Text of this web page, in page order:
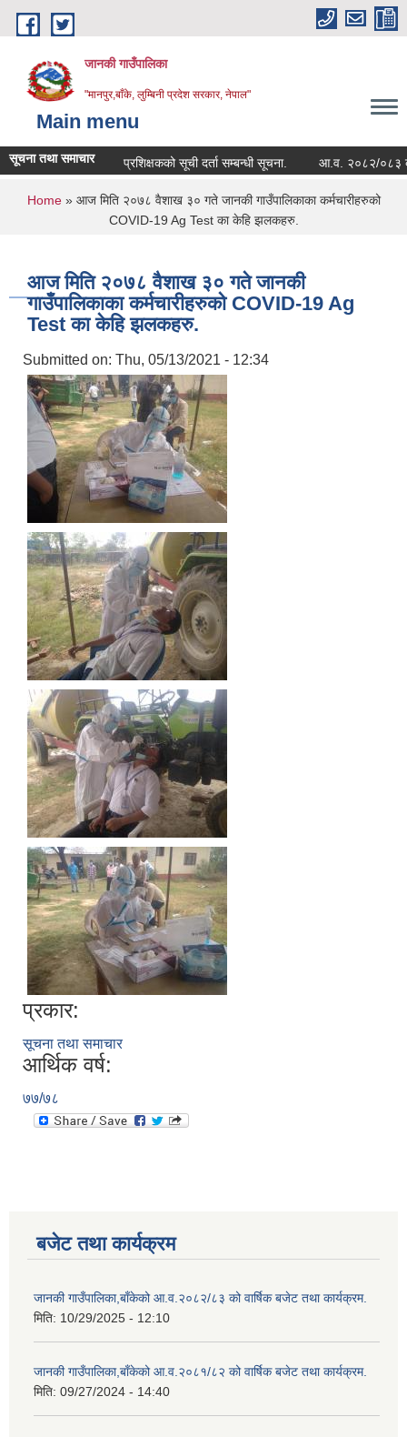
Skip to main content
जानकी गाउँपालिका
"मानपुर,बाँके, लुम्बिनी प्रदेश सरकार, नेपाल"
Main menu
सूचना तथा समाचारप्रशिक्षकको सूची दर्ता सम्बन्धी सूचना. आ.व. २०८२/०८३ को
You are here
Home» आज मिति २०७८ वैशाख ३० गते जानकी गाउँपालिकाका कर्मचारीहरुको
COVID-19 Ag Test का केहि झलकहरु.
आज मिति २०७८ वैशाख ३० गते जानकी
गाउँपालिकाका कर्मचारीहरुको COVID-19 Ag
Test का केहि झलकहरु.
Submitted on: Thu, 05/13/2021 - 12:34
प्रकार:
सूचना तथा समाचार
आर्थिक वर्ष:
७७/७८
बजेट तथा कार्यक्रम
जानकी गाउँपालिका,बाँकेको आ.व.२०८२/८३ को वार्षिक बजेट तथा कार्यक्रम.
मिति: 10/29/2025 - 12:10
जानकी गाउँपालिका,बाँकेको आ.व.२०८१/८२ को वार्षिक बजेट तथा कार्यक्रम.
मिति: 09/27/2024 - 14:40